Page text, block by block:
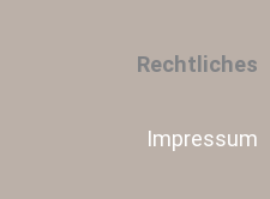
Rechtliches
Impressum